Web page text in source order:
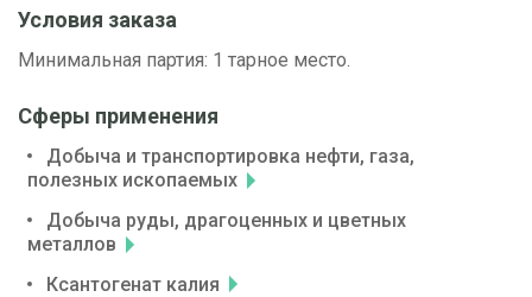
Условия заказа
Минимальная партия: 1 тарное место.
Сферы применения
Добыча и транспортировка нефти, газа,
полезных ископаемых
Добыча руды, драгоценных и цветных
металлов
Ксантогенат калия